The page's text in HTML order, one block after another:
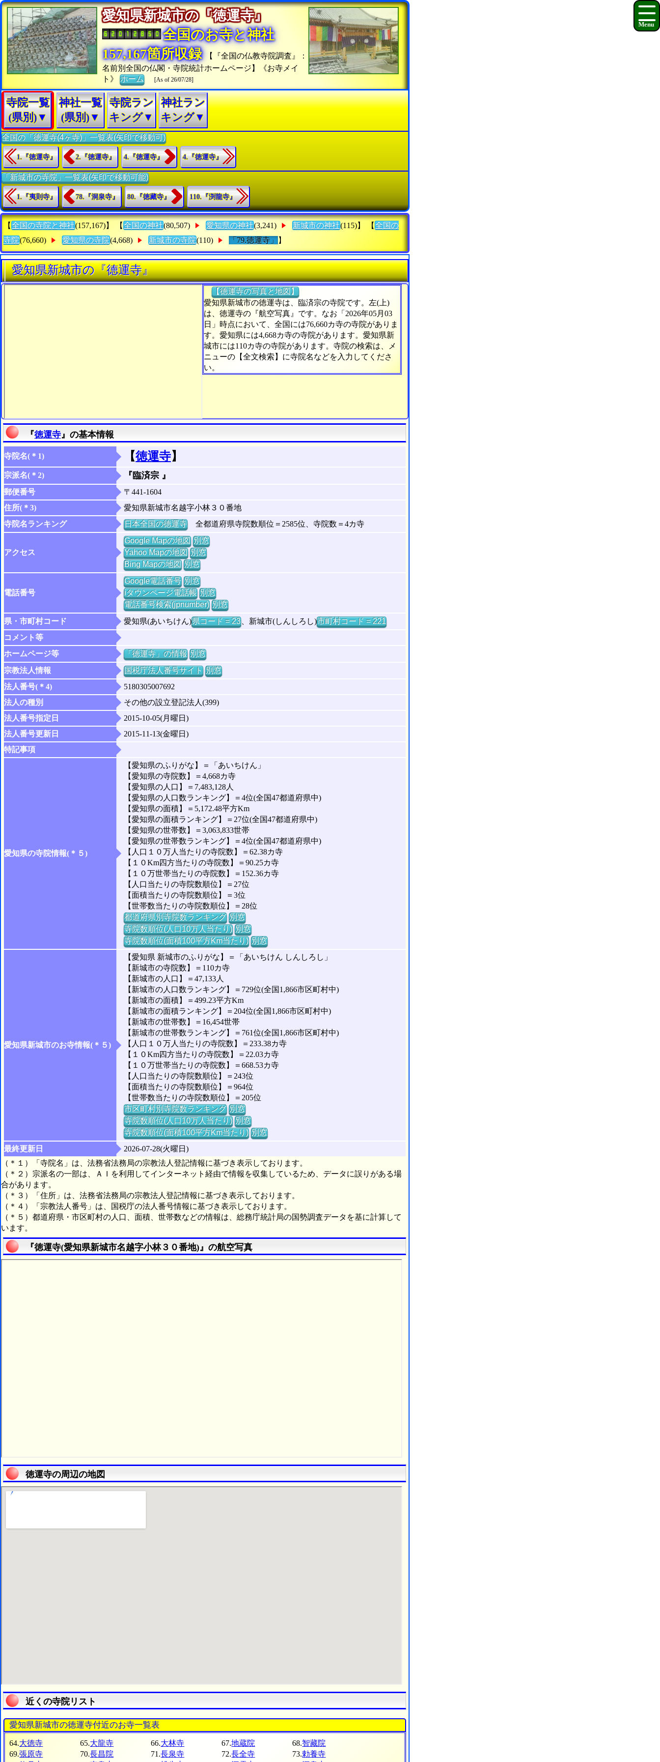
愛知県新城市の『徳運寺』
全国のお寺と神社
157,167箇所収録
【『全国の仏教寺院調査』：
名前別全国の仏閣・寺院統計ホームページ】《お寺メイ
ト》ホーム [As of 26/07/28]
寺院一覧
(県別)▼
神社一覧
(県別)▼
寺院ラン
キング▼
神社ラン
キング▼
全国の「徳運寺(4ヶ寺)」一覧表(矢印で移動可)
1.『徳運寺』 2.『徳運寺』 4.『徳運寺』 4.『徳運寺』
「新城市の寺院」一覧表(矢印で移動可能)
1.『夷則寺』 78.『洞泉寺』 80.『徳藏寺』 110.『渕龍寺』
【 全国の寺院と神社(157,167)】 【 全国の神社(80,507) 愛知県の神社(3,241) 新城市の神社(115)】 【 全国の
寺院(76,660) 愛知県の寺院(4,668) 新城市の寺院(110) 「79.徳運寺」 】
愛知県新城市の『徳運寺』
【徳運寺の写真と地図】
愛知県新城市の徳運寺は、臨済宗の寺院です。左(上)
は、徳運寺の『航空写真』です。なお「2026年05月03
日」時点において、全国には76,660カ寺の寺院がありま
す。愛知県には4,668カ寺の寺院があります。愛知県新
城市には110カ寺の寺院があります。寺院の検索は、メ
ニューの【全文検索】に寺院名などを入力してくださ
い。
『徳運寺』の基本情報
寺院名(＊1) 【徳運寺】
宗派名(＊2) 『臨済宗 』
郵便番号
〒441-1604
住所(＊3)
愛知県新城市名越字小林３０番地
寺院名ランキング
日本全国の徳運寺全都道府県寺院数順位＝2585位、寺院数＝4カ寺
アクセス
Google Mapの地図 別窓
Yahoo Mapの地図 別窓
Bing Mapの地図 別窓
電話番号
Google電話番号 別窓
iタウンページ電話帳 別窓
電話番号検索(jpnumber) 別窓
県・市町村コード
愛知県(あいちけん)県コード = 23、新城市(しんしろし)市町村コード = 221
コメント等
ホームページ等
「徳運寺」の情報 別窓
宗教法人情報
国税庁法人番号サイト 別窓
法人番号(＊4)
5180305007692
法人の種別
その他の設立登記法人(399)
法人番号指定日
2015-10-05(月曜日)
法人番号更新日
2015-11-13(金曜日)
特記事項
愛知県の寺院情報(＊５)
【愛知県のふりがな】＝「あいちけん」
【愛知県の寺院数】＝4,668カ寺
【愛知県の人口】＝7,483,128人
【愛知県の人口数ランキング】＝4位(全国47都道府県中)
【愛知県の面積】＝5,172.48平方Km
【愛知県の面積ランキング】＝27位(全国47都道府県中)
【愛知県の世帯数】＝3,063,833世帯
【愛知県の世帯数ランキング】＝4位(全国47都道府県中)
【人口１０万人当たりの寺院数】＝62.38カ寺
【１０Km四方当たりの寺院数】＝90.25カ寺
【１０万世帯当たりの寺院数】＝152.36カ寺
【人口当たりの寺院数順位】＝27位
【面積当たりの寺院数順位】＝3位
【世帯数当たりの寺院数順位】＝28位
都道府県別寺院数ランキング 別窓
寺院数順位(人口10万人当たり) 別窓
寺院数順位(面積100平方Km当たり) 別窓
愛知県新城市のお寺情報(＊５)
【愛知県 新城市のふりがな】＝「あいちけん しんしろし」
【新城市の寺院数】＝110カ寺
【新城市の人口】＝47,133人
【新城市の人口数ランキング】＝729位(全国1,866市区町村中)
【新城市の面積】＝499.23平方Km
【新城市の面積ランキング】＝204位(全国1,866市区町村中)
【新城市の世帯数】＝16,454世帯
【新城市の世帯数ランキング】＝761位(全国1,866市区町村中)
【人口１０万人当たりの寺院数】＝233.38カ寺
【１０Km四方当たりの寺院数】＝22.03カ寺
【１０万世帯当たりの寺院数】＝668.53カ寺
【人口当たりの寺院数順位】＝243位
【面積当たりの寺院数順位】＝964位
【世帯数当たりの寺院数順位】＝205位
市区町村別寺院数ランキング 別窓
寺院数順位(人口10万人当たり) 別窓
寺院数順位(面積100平方Km当たり) 別窓
最終更新日
2026-07-28(火曜日)
（＊１）「寺院名」は、法務省法務局の宗教法人登記情報に基づき表示しております。
（＊２）宗派名の一部は、ＡＩを利用してインターネット経由で情報を収集しているため、データに誤りがある場
合があります。
（＊３）「住所」は、法務省法務局の宗教法人登記情報に基づき表示しております。
（＊４）「宗教法人番号」は、国税庁の法人番号情報に基づき表示しております。
（＊５）都道府県・市区町村の人口、面積、世帯数などの情報は、総務庁統計局の国勢調査データを基に計算して
います。
『徳運寺(愛知県新城市名越字小林３０番地)』の航空写真
徳運寺の周辺の地図
近くの寺院リスト
愛知県新城市の徳運寺付近のお寺一覧表
64.大徳寺 65.大龍寺 66.大林寺 67.地蔵院 68.智藏院
69.張原寺 70.長昌院 71.長泉寺 72.長全寺 73.勅養寺